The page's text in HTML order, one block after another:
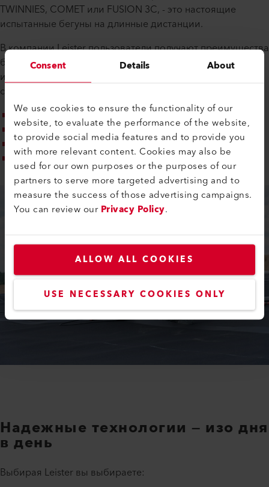
Consent Details About
We use cookies to ensure the functionality of our
website, to evaluate the performance of the website,
to provide social media features and to provide you
with more relevant content. Cookies may also be
used for our own purposes or the purposes of our
partners to serve more targeted advertising and to
measure the success of those advertising campaigns.
You can review ourPrivacy Policy.
ALLOW ALL COOKIES
USE NECESSARY COOKIES ONLY
TWINNIES, COMET или FUSION 3C, - это настоящие
испытанные бегуны на длинные дистанции.
В компании Leister пользователи получают преимущества
благодаря многолетнему опыту, швейцарской точности
и ассортименту продукции, который зарекомендовал
себя на практике:
TWINNY S — на рынке с 1996 года
COMET — на рынке с 1997 года
FUSION 3C — на рынке с 2004 года
GEOSTAR – на рынке с 2015 года
Надежные технологии — изо дня
в день
Выбирая Leister вы выбираете: